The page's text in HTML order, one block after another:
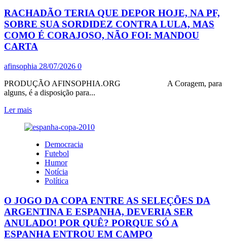
REVOLUCIONÁRIO,
NÃO!?
RACHADÃO TERIA QUE DEPOR HOJE, NA PF,
SOBRE SUA SORDIDEZ CONTRA LULA, MAS
COMO É CORAJOSO, NÃO FOI: MANDOU
CARTA
afinsophia 28/07/2026 0
PRODUÇÃO AFINSOPHIA.ORG A Coragem, para
alguns, é a disposição para...
Ler maisLeia
sobre
TERIA
QUE
DEPOR
HOJE,
NA
SOBRE
SUA
SORDIDEZ
CONTRA
LULA,
Democracia
Futebol
Humor
Notícia
Política
O JOGO DA COPA ENTRE AS SELEÇÕES DA
ARGENTINA E ESPANHA, DEVERIA SER
ANULADO! POR QUÊ? PORQUE SÓ A
ESPANHA ENTROU EM CAMPO